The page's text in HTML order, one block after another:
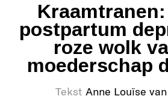
postpartum
roze wolk
moederschap
Tekst Anne Louïse